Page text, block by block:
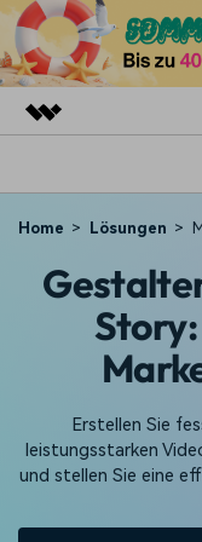
Business
Überblick
Über uns
Presseraum
Support
Produkte
Plattformen
Funktionen
Video/Foto
Lösungen
Video-Lösungen
Hilfe-Center
Erste Schritte
Über
Home Lösungen
Erstellen Sie
leistungsstarken
und stellen Sie eine